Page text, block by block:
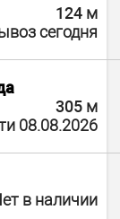
124 м
сегодня
305 м
08.08.2026
в наличии